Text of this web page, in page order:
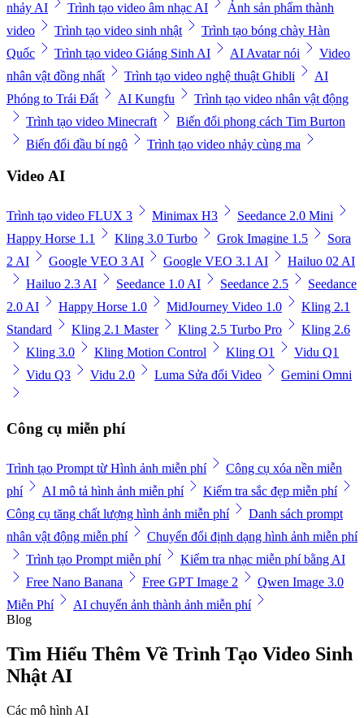
nhảy AI
Trình tạo video âm nhạc AI
Ảnh sản phẩm thành
video
Trình tạo video sinh nhật
Trình tạo bóng chày Hàn
Quốc
Trình tạo video Giáng Sinh AI AI Avatar nói
Video
nhân vật đồng nhất
Trình tạo video nghệ thuật Ghibli
AI
Phóng to Trái Đất
AI Kungfu
Trình tạo video nhân vật động
Trình tạo video Minecraft
Biến đổi phong cách Tim Burton
Biến đổi đầu bí ngô
Trình tạo video nhảy cùng ma
Video AI
Trình tạo video FLUX 3 Minimax H3
Seedance 2.0 Mini
Happy Horse 1.1
Kling 3.0 Turbo Grok Imagine 1.5
Sora
2 AI
Google VEO 3 AI Google VEO 3.1 AI
Hailuo 02 AI
Hailuo 2.3 AI
Seedance 1.0 AI Seedance 2.5
Seedance
2.0 AI
Happy Horse 1.0 MidJourney Video 1.0
Kling 2.1
Standard
Kling 2.1 Master Kling 2.5 Turbo Pro
Kling 2.6
Kling 3.0
Kling Motion Control Kling O1
Vidu Q1
Vidu Q3
Vidu 2.0 Luma Sửa đổi Video Gemini Omni
Công cụ miễn phí
Trình tạo Prompt từ Hình ảnh miễn phí
Công cụ xóa nền miễn
phí
AI mô tả hình ảnh miễn phí
Kiểm tra sắc đẹp miễn phí
Công cụ tăng chất lượng hình ảnh miễn phí
Danh sách prompt
nhân vật động miễn phí
Chuyển đổi định dạng hình ảnh miễn phí
Trình tạo Prompt miễn phí
Kiểm tra nhạc miễn phí bằng AI
Free Nano Banana
Free GPT Image 2
Qwen Image 3.0
Miễn Phí
AI chuyển ảnh thành ảnh miễn phí
Blog
Tìm Hiểu Thêm Về Trình Tạo Video Sinh
Nhật AI
Các mô hình AI